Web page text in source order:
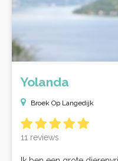
Yolanda
Broek Op Langedijk
11 reviews